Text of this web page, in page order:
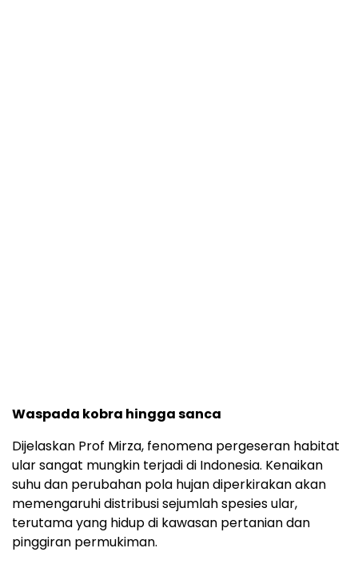
Waspada kobra hingga sanca
Dijelaskan Prof Mirza, fenomena pergeseran habitat
ular sangat mungkin terjadi di Indonesia. Kenaikan
suhu dan perubahan pola hujan diperkirakan akan
memengaruhi distribusi sejumlah spesies ular,
terutama yang hidup di kawasan pertanian dan
pinggiran permukiman.